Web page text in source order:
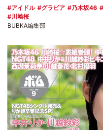
アイドル グラビア 乃木坂46
川﨑桜
BUBKA編集部